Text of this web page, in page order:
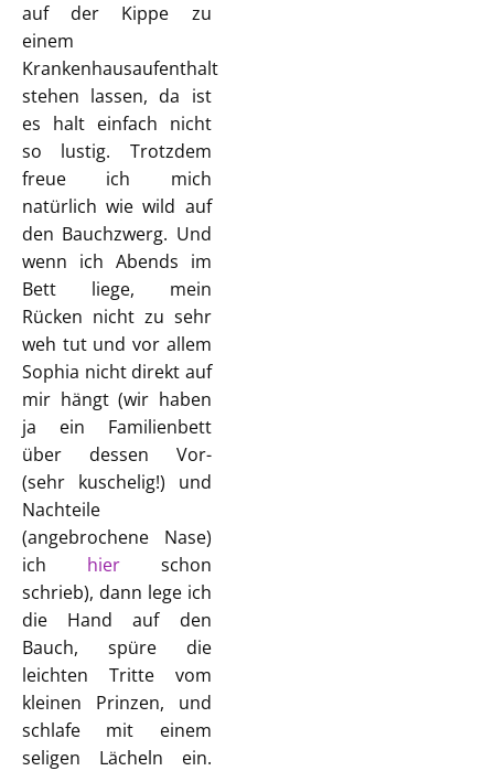
auf der Kippe zu
einem
Krankenhausaufenthalt
stehen lassen, da ist
es halt einfach nicht
so lustig. Trotzdem
freue ich mich
natürlich wie wild auf
den Bauchzwerg. Und
wenn ich Abends im
Bett liege, mein
Rücken nicht zu sehr
weh tut und vor allem
Sophia nicht direkt auf
mir hängt (wir haben
ja ein Familienbett
über dessen Vor-
(sehr kuschelig!) und
Nachteile
(angebrochene Nase)
ich hierschon
schrieb), dann lege ich
die Hand auf den
Bauch, spüre die
leichten Tritte vom
kleinen Prinzen, und
schlafe mit einem
seligen Lächeln ein.